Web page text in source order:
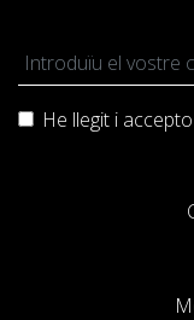
He llegit i